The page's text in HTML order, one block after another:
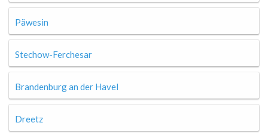
Päwesin
Stechow-Ferchesar
Brandenburg an der Havel
Dreetz